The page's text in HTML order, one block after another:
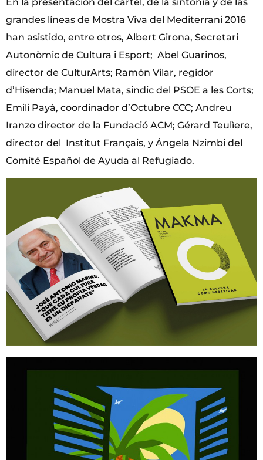
grandes líneas de Mostra Viva del Mediterrani 2016
han asistido, entre otros, Albert Girona, Secretari
Autonòmic de Cultura i Esport; Abel Guarinos,
director de CulturArts; Ramón Vilar, regidor
d’Hisenda; Manuel Mata, sindic del PSOE a les Corts;
Emili Payà, coordinador d’Octubre CCC; Andreu
Iranzo director de la Fundació ACM; Gérard Teulìere,
director del Institut Français, y Ángela Nzimbi del
Comité Español de Ayuda al Refugiado.